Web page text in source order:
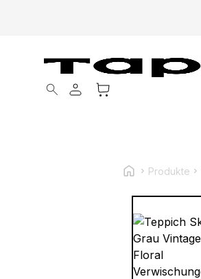
Products search
Produkte